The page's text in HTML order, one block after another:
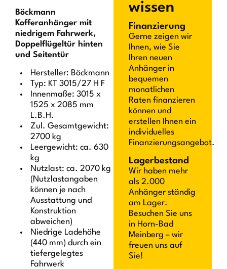
Böckmann
Kofferanhänger mit
niedrigem Fahrwerk,
Doppelflügeltür hinten
und Seitentür
Hersteller: Böckmann
Typ: KT 3015/27 H F
Innenmaße: 3015 x
1525 x 2085 mm
L.B.H.
Zul. Gesamtgewicht:
2700 kg
Leergewicht: ca. 630
kg
Nutzlast: ca. 2070 kg
(Nutzlastangaben
können je nach
Ausstattung und
Konstruktion
abweichen)
Niedrige Ladehöhe
(440 mm) durch ein
tiefergelegtes
Fahrwerk
wissen
Finanzierung
Gerne zeigen wir
Ihnen, wie Sie
Ihren neuen
Anhänger in
bequemen
monatlichen
Raten finanzieren
können und
erstellen Ihnen ein
individuelles
Finanzierungsangebot.
Lagerbestand
Wir haben mehr
als 2.000
Anhänger ständig
am Lager.
Besuchen Sie uns
in Horn-Bad
Meinberg – wir
freuen uns auf
Sie!